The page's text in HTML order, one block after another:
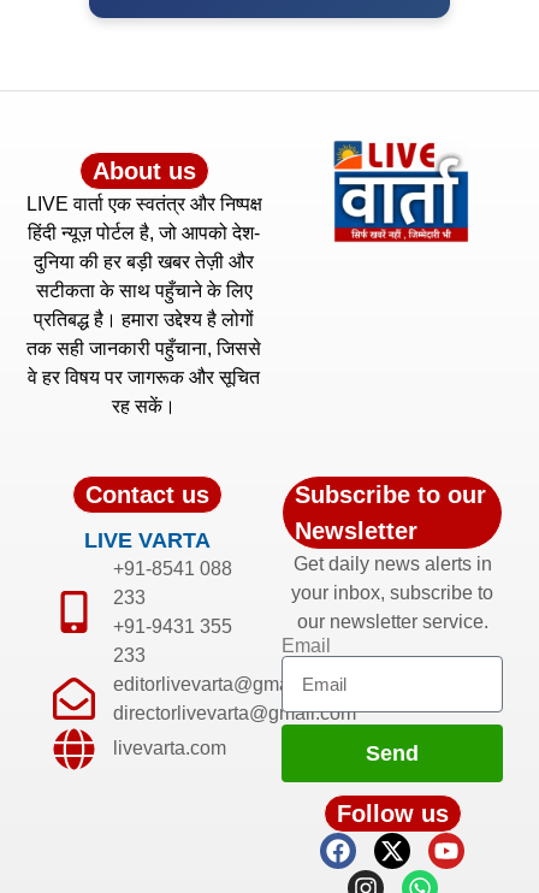
About us
LIVE वार्ता एक स्वतंत्र और निष्पक्ष
हिंदी न्यूज़ पोर्टल है, जो आपको देश-
दुनिया की हर बड़ी खबर तेज़ी और
सटीकता के साथ पहुँचाने के लिए
प्रतिबद्ध है। हमारा उद्देश्य है लोगों
तक सही जानकारी पहुँचाना, जिससे
वे हर विषय पर जागरूक और सूचित
रह सकें।
Contact us
LIVE VARTA
+91-8541 088
233
+91-9431 355
233
editorlivevarta@gmail.com
directorlivevarta@gmail.com
livevarta.com
Subscribe to our
Newsletter
Get daily news alerts in
your inbox, subscribe to
our newsletter service.
Email
Send
Follow us